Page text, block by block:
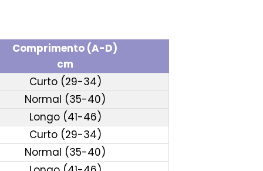
Comprimento (A-D)
cm
Curto (29-34)
Normal (35-40)
Longo (41-46)
Curto (29-34)
Normal (35-40)